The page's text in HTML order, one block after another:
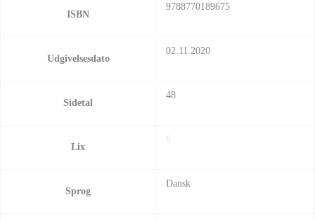
ISBN
9788770189675
Udgivelsesdato
02.11.2020
Sidetal
48
Lix
8
Sprog
Dansk